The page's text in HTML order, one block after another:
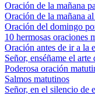
Oración de la mañana
Oración de la mañana
Oración del domingo
10 hermosas oraciones
Oración antes de ir a la
Señor, enséñame el
Poderosa oración
Salmos matutinos
Señor, en el silencio de